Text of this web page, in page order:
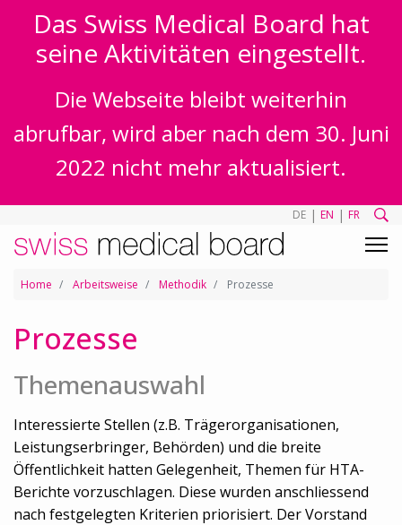
Das Swiss Medical Board hat
seine Aktivitäten eingestellt.
Die Webseite bleibt weiterhin
abrufbar, wird aber nach dem 30. Juni
2022 nicht mehr aktualisiert.
DE | EN | FR
Home Arbeitsweise Methodik Prozesse
Prozesse
Themenauswahl
Interessierte Stellen (z.B. Trägerorganisationen,
Leistungserbringer, Behörden) und die breite
Öffentlichkeit hatten Gelegenheit, Themen für HTA-
Berichte vorzuschlagen. Diese wurden anschliessend
nach festgelegten Kriterien priorisiert. Der Vorstand